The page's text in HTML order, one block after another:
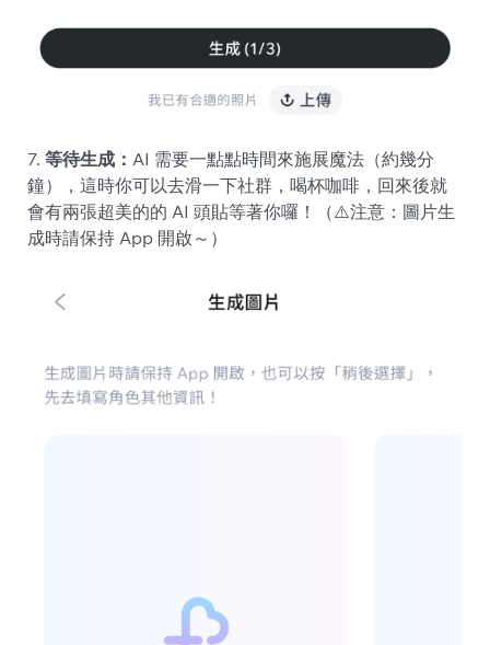
7. 等待生成： AI 需要一點點時間來施展魔法（約幾分
鐘），這時你可以去滑一下社群，喝杯咖啡，回來後就
會有兩張超美的的 AI 頭貼等著你囉！（⚠️注意：圖片生
成時請保持 App 開啟～）